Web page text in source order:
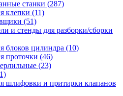
станки (287)
клепки (11)
(51)
и стенды для разборки/сборки
блоков цилиндра (10)
проточки (46)
(23)
шлифовки и притирки клапанов